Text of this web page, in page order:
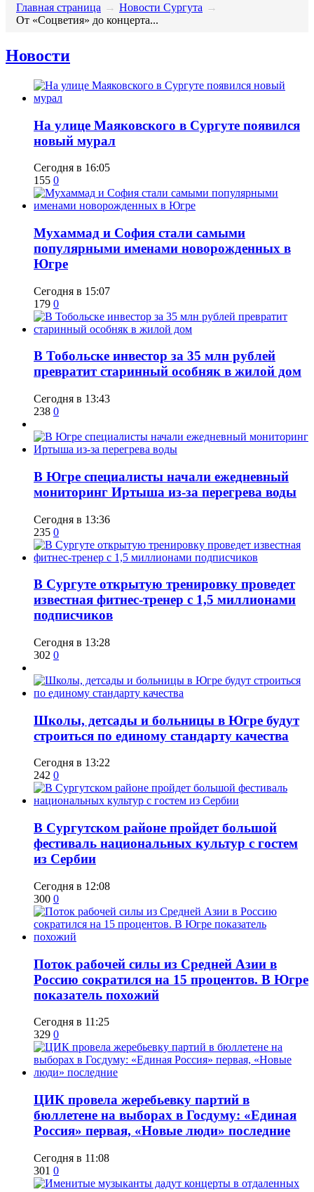
Главная страница → Новости Сургута →
​От «Соцветия» до концерта...
Новости
​На улице Маяковского в Сургуте появился
новый мурал
Сегодня в 16:05
155 0
​Мухаммад и София стали самыми
популярными именами новорожденных в
Югре
Сегодня в 15:07
179 0
В Тобольске инвестор за 35 млн рублей
превратит старинный особняк в жилой дом
Сегодня в 13:43
238 0
В Югре специалисты начали ежедневный
мониторинг Иртыша из-за перегрева воды
Сегодня в 13:36
235 0
В Сургуте открытую тренировку проведет
известная фитнес-тренер с 1,5 миллионами
подписчиков
Сегодня в 13:28
302 0
Школы, детсады и больницы в Югре будут
строиться по единому стандарту качества
Сегодня в 13:22
242 0
В Сургутском районе пройдет большой
фестиваль национальных культур с гостем
из Сербии
Сегодня в 12:08
300 0
Поток рабочей силы из Средней Азии в
Россию сократился на 15 процентов. В Югре
показатель похожий
Сегодня в 11:25
329 0
ЦИК провела жеребьевку партий в
бюллетене на выборах в Госдуму: «Единая
Россия» первая, «Новые люди» последние
Сегодня в 11:08
301 0